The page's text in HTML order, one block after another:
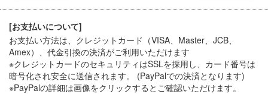
[お支払いについて]
お支払い方法は、クレジットカード（VISA、Master、JCB、
Amex）、代金引換の決済がご利用いただけます
※クレジットカードのセキュリティはSSLを採用し、カード番号は
暗号化され安全に送信されます。 (PayPalでの決済となります)
※PayPalの詳細は画像をクリックするとご確認いただけます。